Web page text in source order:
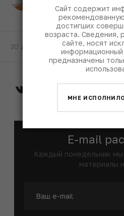
Руководитель
30 декабря 2019
E-mail
Каждый понедельник
материалы
Сайт содержит
достигших
возраста. Сведения,
сайте, носят
информационный
предназначены
МНЕ